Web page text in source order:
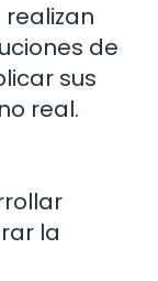
realizan
de
sus
real.
la